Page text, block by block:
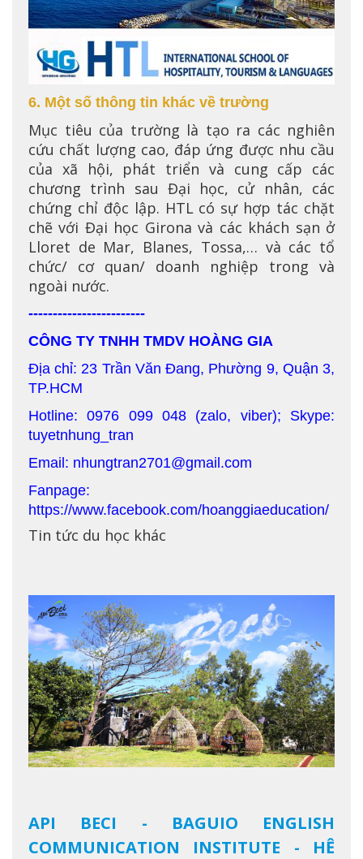
6. Một số thông tin khác về trường
Mục tiêu của trường là tạo ra các nghiên
cứu chất lượng cao, đáp ứng được nhu cầu
của xã hội, phát triển và cung cấp các
chương trình sau Đại học, cử nhân, các
chứng chỉ độc lập. HTL có sự hợp tác chặt
chẽ với Đại học Girona và các khách sạn ở
Lloret de Mar, Blanes, Tossa,… và các tổ
chức/ cơ quan/ doanh nghiệp trong và
ngoài nước.
------------------------
CÔNG TY TNHH TMDV HOÀNG GIA
Địa chỉ: 23 Trần Văn Đang, Phường 9, Quận 3,
TP.HCM
Hotline: 0976 099 048 (zalo, viber); Skype:
tuyetnhung_tran
Email: nhungtran2701@gmail.com
Fanpage:
https://www.facebook.com/hoanggiaeducation/
Tin tức du học khác
API BECI - BAGUIO ENGLISH
COMMUNICATION INSTITUTE - HỆ